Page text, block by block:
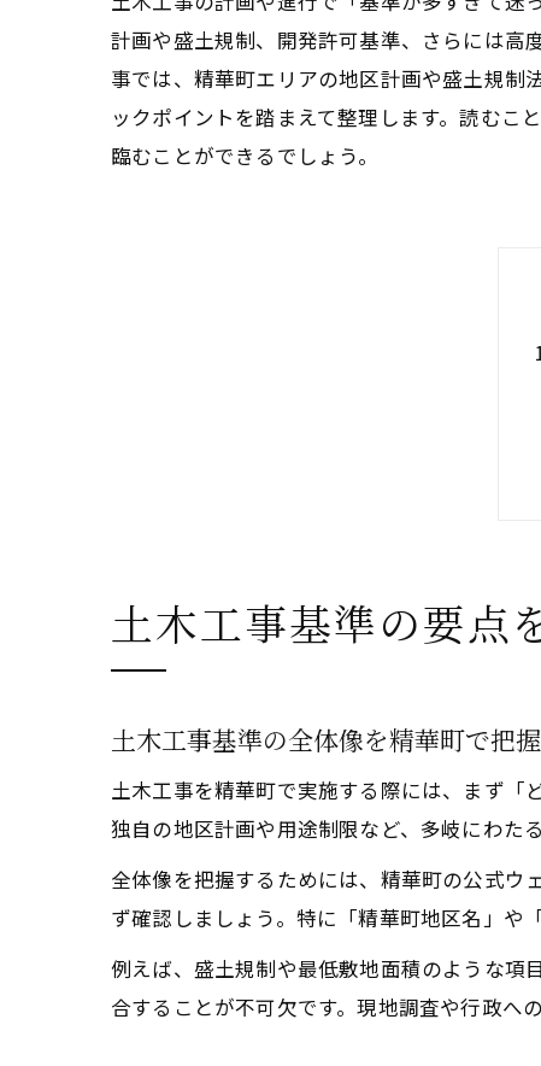
計画や盛土規制、開発許可基準、さらには高
事では、精華町エリアの地区計画や盛土規制
ックポイントを踏まえて整理します。読むこ
臨むことができるでしょう。
土木工事基準の要点
土木工事基準の全体像を精華町で把
土木工事を精華町で実施する際には、まず「
独自の地区計画や用途制限など、多岐にわた
全体像を把握するためには、精華町の公式ウ
ず確認しましょう。特に「精華町地区名」や
例えば、盛土規制や最低敷地面積のような項
合することが不可欠です。現地調査や行政へ